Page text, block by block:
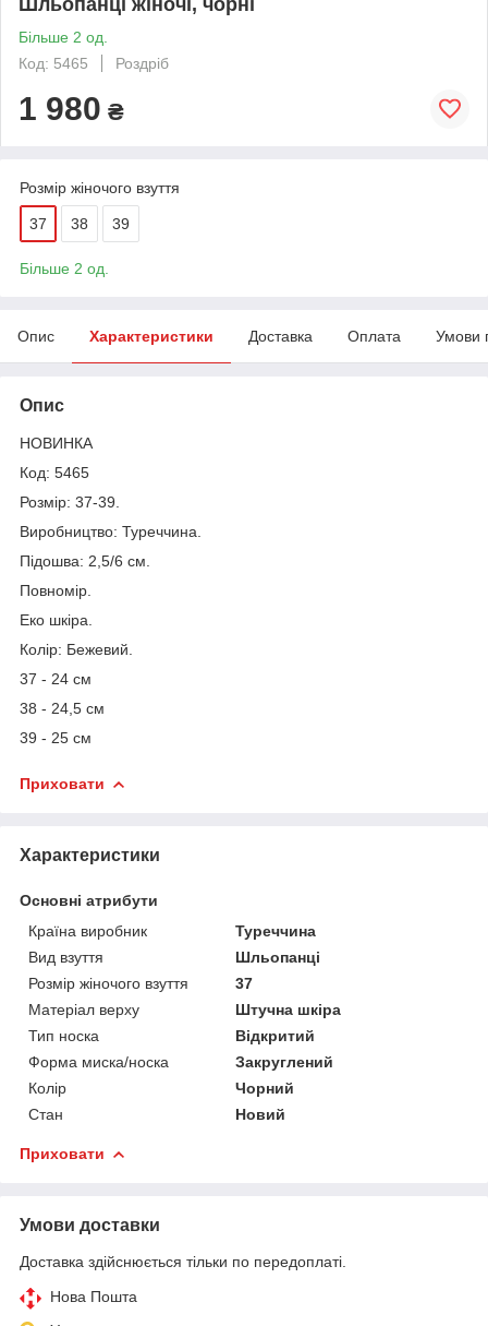
Більше 2 од.
Код: 5465
Роздріб
1 980 ₴
Розмір жіночого взуття
37 38 39
Більше 2 од.
Опис Характеристики Доставка Оплата Умови
Опис
НОВИНКА
Код: 5465
Розмір: 37-39.
Виробництво: Туреччина.
Підошва: 2,5/6 см.
Повномір.
Еко шкіра.
Колір: Бежевий.
37 - 24 см
38 - 24,5 см
39 - 25 см
Приховати
Характеристики
Основні атрибути
Країна виробник
Туреччина
Вид взуття
Шльопанці
Розмір жіночого взуття
37
Матеріал верху
Штучна шкіра
Тип носка
Відкритий
Форма миска/носка
Закруглений
Колір
Чорний
Стан
Новий
Приховати
Умови доставки
Доставка здійснюється тільки по передоплаті.
Нова Пошта